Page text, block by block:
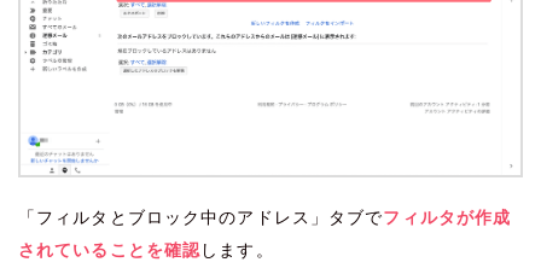
「フィルタとブロック中のアドレス」タブでフィルタが作成
されていることを確認 します。